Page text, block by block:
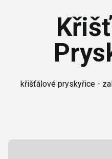
křišťálové pryskyřice -